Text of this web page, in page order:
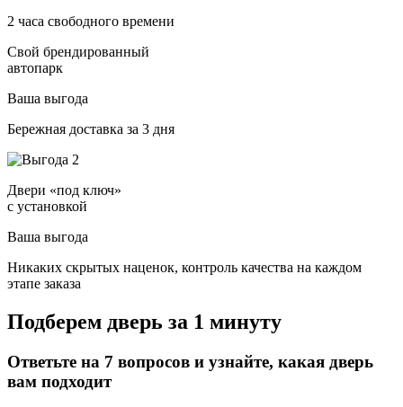
2 часа свободного времени
Свой брендированный
автопарк
Ваша выгода
Бережная доставка за 3 дня
Двери «под ключ»
с установкой
Ваша выгода
Никаких скрытых наценок, контроль качества на каждом
этапе заказа
Подберем дверь за 1 минуту
Ответьте на 7 вопросов и узнайте, какая дверь
вам подходит